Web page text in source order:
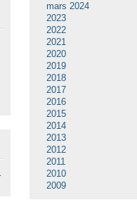
mars 2024
2023
2022
2021
2020
2019
2018
2017
2016
2015
2014
2013
2012
2011
2010
2009